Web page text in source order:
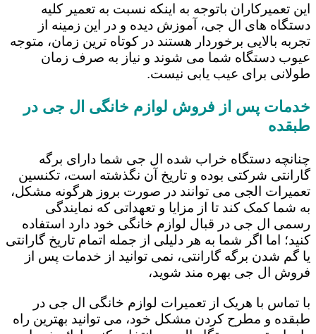
این تعمیرکاران باتوجه به اینکه نسبت به تعمیر کلیه
دستگاه های ال جی، آموزش دیده و در این زمینه از
تجربه بالایی برخوردار هستند در کوتاه ترین زمان، متوجه
عیوب دستگاه شما می شوند و نیاز به صرف زمان
طولانی برای عیب یابی نیست.
خدمات پس از فروش لوازم خانگی ال جی در
طبقده
چنانچه دستگاه خراب شده ال جی شما دارای برگه
گارانتی شرکتی بوده و تاریخ آن نگذشته است، تکنسین
تعمیرات الجی می توانند در صورت بروز هرگونه مشکل،
به شما کمک کند تا از مزایا و تعهداتی که نمایندگی
رسمی ال جی در قبال لوازم خانگی خود دارد استفاده
کنید؛ اما اگر شما به هر دلیلی از جمله اتمام تاریخ گارانتی
یا گم شدن برگه گارانتی، نمی توانید از خدمات پس از
فروش ال جی بهره مند شوید،
با تماس با هریک از تعمیرات لوازم خانگی ال جی در
طبقده و مطرح کردن مشکل خود، می توانید بهترین راه